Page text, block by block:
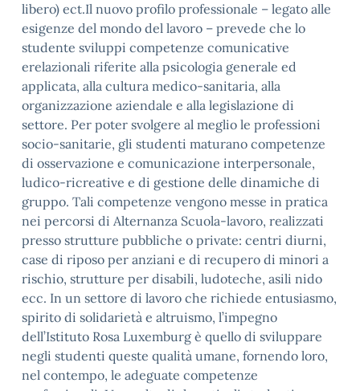
libero) ect.Il nuovo profilo professionale – legato alle
esigenze del mondo del lavoro – prevede che lo
studente sviluppi competenze comunicative
erelazionali riferite alla psicologia generale ed
applicata, alla cultura medico-sanitaria, alla
organizzazione aziendale e alla legislazione di
settore. Per poter svolgere al meglio le professioni
socio-sanitarie, gli studenti maturano competenze
di osservazione e comunicazione interpersonale,
ludico-ricreative e di gestione delle dinamiche di
gruppo. Tali competenze vengono messe in pratica
nei percorsi di Alternanza Scuola-lavoro, realizzati
presso strutture pubbliche o private: centri diurni,
case di riposo per anziani e di recupero di minori a
rischio, strutture per disabili, ludoteche, asili nido
ecc. In un settore di lavoro che richiede entusiasmo,
spirito di solidarietà e altruismo, l’impegno
dell’Istituto Rosa Luxemburg è quello di sviluppare
negli studenti queste qualità umane, fornendo loro,
nel contempo, le adeguate competenze